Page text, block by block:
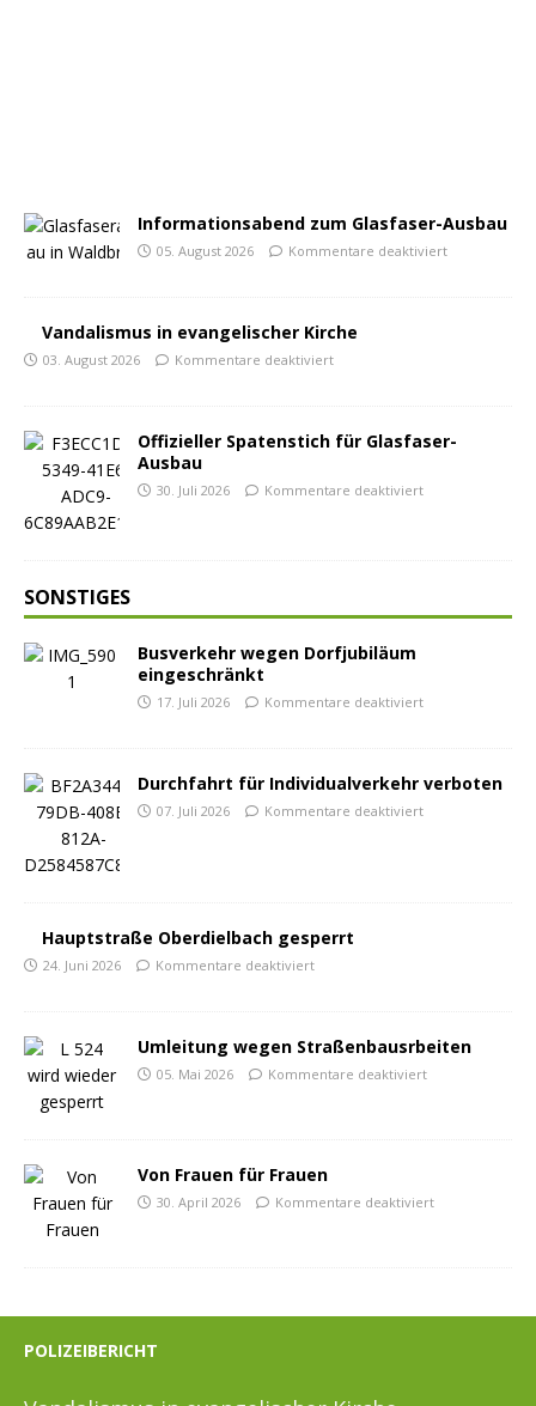
Informationsabend zum Glasfaser-Ausbau
05. August 2026 Kommentare deaktiviert
Vandalismus in evangelischer Kirche
03. August 2026 Kommentare deaktiviert
Offizieller Spatenstich für Glasfaser-
Ausbau
30. Juli 2026 Kommentare deaktiviert
SONSTIGES
Busverkehr wegen Dorfjubiläum
eingeschränkt
17. Juli 2026 Kommentare deaktiviert
Durchfahrt für Individualverkehr verboten
07. Juli 2026 Kommentare deaktiviert
Hauptstraße Oberdielbach gesperrt
24. Juni 2026 Kommentare deaktiviert
Umleitung wegen Straßenbausrbeiten
05. Mai 2026 Kommentare deaktiviert
Von Frauen für Frauen
30. April 2026 Kommentare deaktiviert
POLIZEIBERICHT